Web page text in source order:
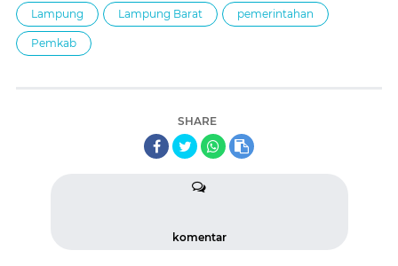
Lampung Lampung Barat pemerintahan
Pemkab
SHARE
komentar